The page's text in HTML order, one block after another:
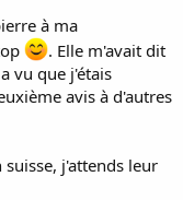
à ma
. Elle m'avait dit
vu que j'étais
avis à d'autres
j'attends leur